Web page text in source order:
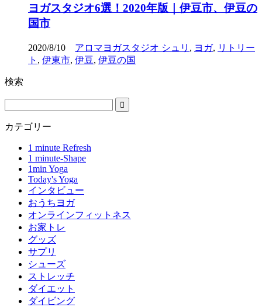
ヨガスタジオ6選！2020年版｜伊豆市、伊豆の
国市
2020/8/10 アロマヨガスタジオ シュリ , ヨガ, リトリー
ト , 伊東市, 伊豆, 伊豆の国
検索
カテゴリー
1 minute Refresh
1 minute-Shape
1min Yoga
Today's Yoga
インタビュー
おうちヨガ
オンラインフィットネス
お家トレ
グッズ
サプリ
シューズ
ストレッチ
ダイエット
ダイビング